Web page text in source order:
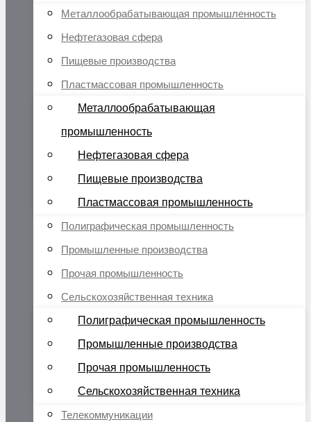
Металлообрабатывающая промышленность
Нефтегазовая сфера
Пищевые производства
Пластмассовая промышленность
Металлообрабатывающая
промышленность
Нефтегазовая сфера
Пищевые производства
Пластмассовая промышленность
Полиграфическая промышленность
Промышленные производства
Прочая промышленность
Сельскохозяйственная техника
Полиграфическая промышленность
Промышленные производства
Прочая промышленность
Сельскохозяйственная техника
Телекоммуникации